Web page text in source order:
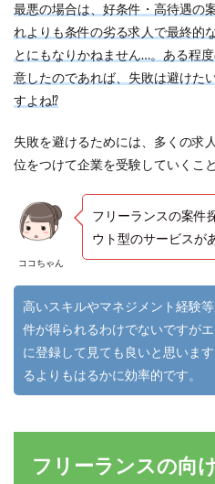
最悪の場合は、好条件・高待遇の
れよりも条件の劣る求人で最終的
とにもなりかねません…。ある程
意したのであれば、失敗は避けた
すよね⁉
失敗を避けるためには、多くの求
位をつけて企業を受験していくこ
ココちゃん
フリーランスの案件
ウト型のサービスが
高いスキルやマネジメント経験
件が得られるわけでないですが
に登録して見ても良いと思いま
るよりもはるかに効率的です。
フリーランスの向